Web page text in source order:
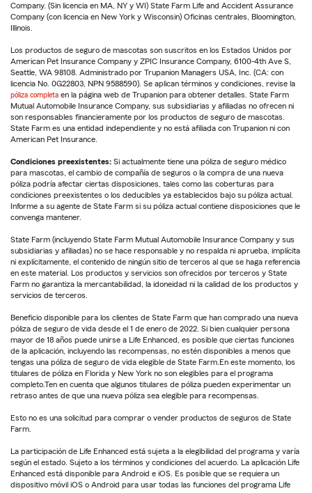
Company. (Sin licencia en MA, NY y WI) State Farm Life and Accident Assurance
Company (con licencia en New York y Wisconsin) Oficinas centrales, Bloomington,
Illinois.
Los productos de seguro de mascotas son suscritos en los Estados Unidos por
American Pet Insurance Company y ZPIC Insurance Company, 6100-4th Ave S,
Seattle, WA 98108. Administrado por Trupanion Managers USA, Inc. (CA: con
licencia No. 0G22803, NPN 9588590). Se aplican términos y condiciones, revise la
póliza completa en la página web de Trupanion para obtener detalles. State Farm
Mutual Automobile Insurance Company, sus subsidiarias y afiliadas no ofrecen ni
son responsables financieramente por los productos de seguro de mascotas.
State Farm es una entidad independiente y no está afiliada con Trupanion ni con
American Pet Insurance.
Condiciones preexistentes: Si actualmente tiene una póliza de seguro médico
para mascotas, el cambio de compañía de seguros o la compra de una nueva
póliza podría afectar ciertas disposiciones, tales como las coberturas para
condiciones preexistentes o los deducibles ya establecidos bajo su póliza actual.
Informe a su agente de State Farm si su póliza actual contiene disposiciones que le
convenga mantener.
State Farm (incluyendo State Farm Mutual Automobile Insurance Company y sus
subsidiarias y afiliadas) no se hace responsable y no respalda ni aprueba, implícita
ni explícitamente, el contenido de ningún sitio de terceros al que se haga referencia
en este material. Los productos y servicios son ofrecidos por terceros y State
Farm no garantiza la mercantabilidad, la idoneidad ni la calidad de los productos y
servicios de terceros.
Beneficio disponible para los clientes de State Farm que han comprado una nueva
póliza de seguro de vida desde el 1 de enero de 2022. Si bien cualquier persona
mayor de 18 años puede unirse a Life Enhanced, es posible que ciertas funciones
de la aplicación, incluyendo las recompensas, no estén disponibles a menos que
tengas una póliza de seguro de vida elegible de State Farm.En este momento, los
titulares de póliza en Florida y New York no son elegibles para el programa
completo.Ten en cuenta que algunos titulares de póliza pueden experimentar un
retraso antes de que una nueva póliza sea elegible para recompensas.
Esto no es una solicitud para comprar o vender productos de seguros de State
Farm.
La participación de Life Enhanced está sujeta a la elegibilidad del programa y varía
según el estado. Sujeto a los términos y condiciones del acuerdo. La aplicación Life
Enhanced está disponible para Android e iOS. Es posible que se requiera un
dispositivo móvil iOS o Android para usar todas las funciones del programa Life